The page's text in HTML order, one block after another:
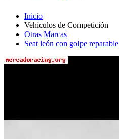
Inicio
Vehículos de Competición
Otras Marcas
Seat león con golpe reparable